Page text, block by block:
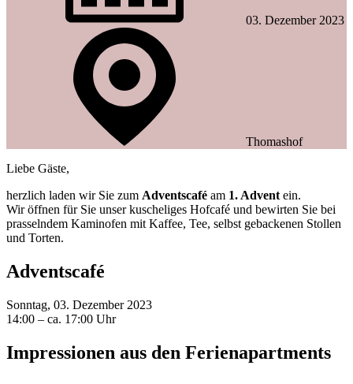
03. Dezember 2023
Thomashof
Liebe Gäste,
herzlich laden wir Sie zum Adventscafé am 1. Advent ein.
Wir öffnen für Sie unser kuscheliges Hofcafé und bewirten Sie bei
prasselndem Kaminofen mit Kaffee, Tee, selbst gebackenen Stollen
und Torten.
Adventscafé
Sonntag, 03. Dezember 2023
14:00 – ca. 17:00 Uhr
Impressionen aus den Ferienapartments